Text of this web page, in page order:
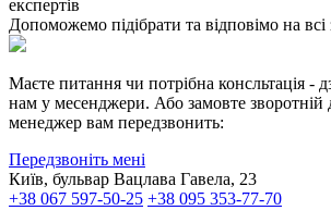
експертів
Допоможемо підібрати та відповімо на всі
Маєте питання чи потрібна консльтація -
нам у месенджери. Або замовте зворотній
менеджер вам передзвонить:
Передзвоніть мені
Київ, бульвар Вацлава Гавела, 23
+38 067 597-50-25 +38 095 353-77-70